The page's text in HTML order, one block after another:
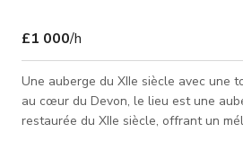
£1 000/h
Une auberge du XIIe siècle avec une
au cœur du Devon, le lieu est une
restaurée du XIIe siècle, offrant un